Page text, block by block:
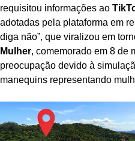
requisitou informações ao
adotadas pela plataforma em
diga não”, que viralizou em
Mulher, comemorado em 8 de
preocupação devido à
manequins representando